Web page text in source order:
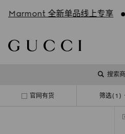
搜索
官网有货 筛选(1)
Marmont 全新单品线上专享